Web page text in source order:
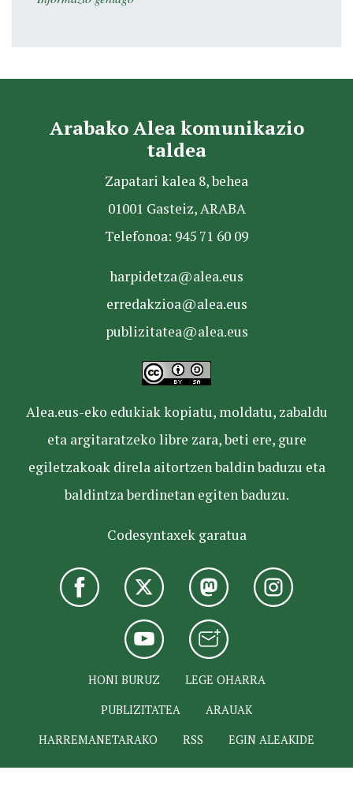
Arabako Alea komunikazio
taldea
Zapatari kalea 8, behea
01001 Gasteiz, ARABA
Telefonoa: 945 71 60 09
harpidetza@alea.eus
erredakzioa@alea.eus
publizitatea@alea.eus
Alea.eus-eko edukiak kopiatu, moldatu, zabaldu
eta argitaratzeko libre zara, beti ere, gure
egiletzakoak direla aitortzen baldin baduzu eta
baldintza berdinetan egiten baduzu.
Codesyntaxek garatua
HONI BURUZ
LEGE OHARRA
PUBLIZITATEA
ARAUAK
HARREMANETARAKO
RSS EGIN ALEAKIDE